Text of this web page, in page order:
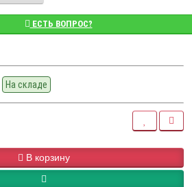
ЕСТЬ ВОПРОС?
На складе
В корзину